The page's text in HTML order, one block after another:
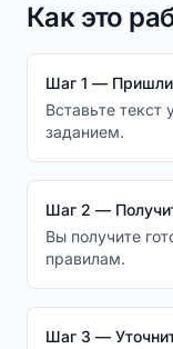
Как это
Шаг 1 —
Вставьте текст
заданием.
Шаг 2 —
Вы получите
правилам.
Шаг 3 —